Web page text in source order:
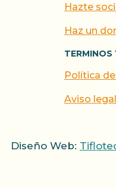
Hazte
Haz un
TERMINOS
Política
Aviso legal
Diseño Web: